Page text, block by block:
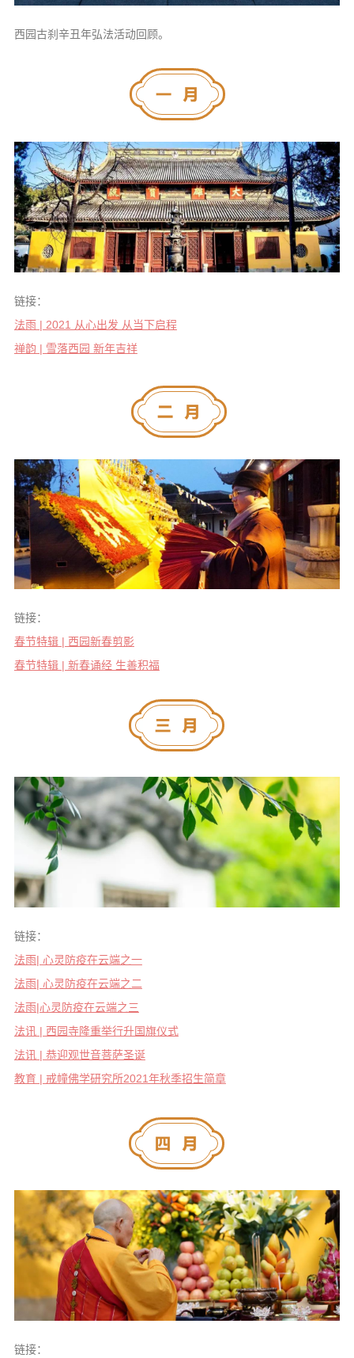
寺院巡览
活动记录
西园古刹辛丑年弘法活动回顾。
链接：
法雨 | 2021 从心出发 从当下启程
禅韵 | 雪落西园 新年吉祥
链接：
春节特辑 | 西园新春剪影
春节特辑 | 新春诵经 生善积福
链接：
法雨| 心灵防疫在云端之一
法雨| 心灵防疫在云端之二
法雨|心灵防疫在云端之三
法讯 | 西园寺隆重举行升国旗仪式
法讯 | 恭迎观世音菩萨圣诞
教育 | 戒幢佛学研究所2021年秋季招生简章
链接：